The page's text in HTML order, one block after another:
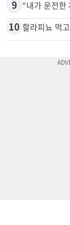
8 '14년째 도피'
9
할라피뇨